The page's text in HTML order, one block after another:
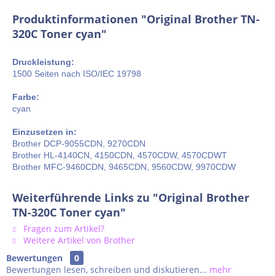
Produktinformationen "Original Brother TN-
320C Toner cyan"
Druckleistung:
1500 Seiten nach ISO/IEC 19798
Farbe:
cyan
Einzusetzen in:
Brother DCP-9055CDN, 9270CDN
Brother HL-4140CN, 4150CDN, 4570CDW, 4570CDWT
Brother MFC-9460CDN, 9465CDN, 9560CDW, 9970CDW
Weiterführende Links zu "Original Brother
TN-320C Toner cyan"
Fragen zum Artikel?
Weitere Artikel von Brother
Bewertungen
0
Bewertungen lesen, schreiben und diskutieren... mehr